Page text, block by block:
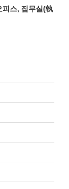
스, 집무실(執